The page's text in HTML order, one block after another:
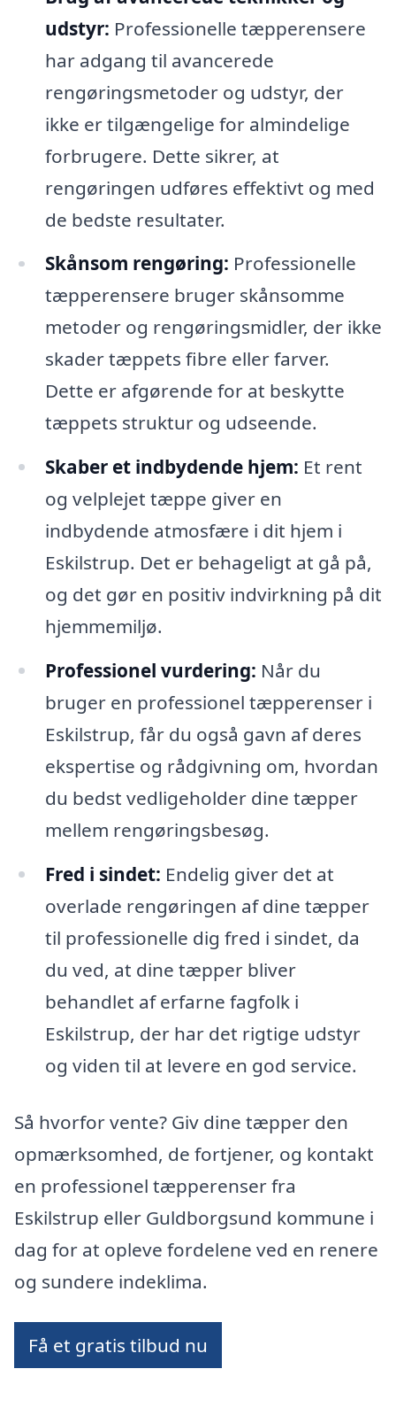
udstyr: Professionelle tæpperensere
har adgang til avancerede
rengøringsmetoder og udstyr, der
ikke er tilgængelige for almindelige
forbrugere. Dette sikrer, at
rengøringen udføres effektivt og med
de bedste resultater.
Skånsom rengøring: Professionelle
tæpperensere bruger skånsomme
metoder og rengøringsmidler, der ikke
skader tæppets fibre eller farver.
Dette er afgørende for at beskytte
tæppets struktur og udseende.
Skaber et indbydende hjem: Et rent
og velplejet tæppe giver en
indbydende atmosfære i dit hjem i
Eskilstrup. Det er behageligt at gå på,
og det gør en positiv indvirkning på dit
hjemmemiljø.
Professionel vurdering: Når du
bruger en professionel tæpperenser i
Eskilstrup, får du også gavn af deres
ekspertise og rådgivning om, hvordan
du bedst vedligeholder dine tæpper
mellem rengøringsbesøg.
Fred i sindet: Endelig giver det at
overlade rengøringen af dine tæpper
til professionelle dig fred i sindet, da
du ved, at dine tæpper bliver
behandlet af erfarne fagfolk i
Eskilstrup, der har det rigtige udstyr
og viden til at levere en god service.
Så hvorfor vente? Giv dine tæpper den
opmærksomhed, de fortjener, og kontakt
en professionel tæpperenser fra
Eskilstrup eller Guldborgsund kommune i
dag for at opleve fordelene ved en renere
og sundere indeklima.
Få et gratis tilbud nu